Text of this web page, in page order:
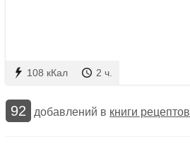
108 кКал 2 ч.
92 добавлений в книги рецептов